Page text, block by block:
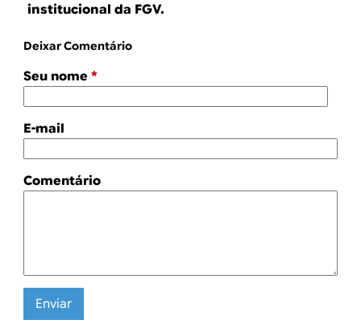
institucional da FGV.
Deixar Comentário
Seu nome *
E-mail
Comentário